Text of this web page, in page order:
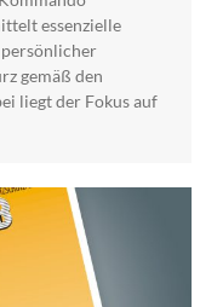
essenzielle
gemäß den
liegt der Fokus auf